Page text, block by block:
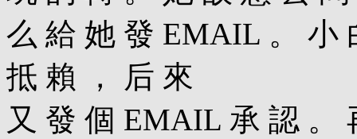
么 給 她 發 EMAIL 。 小
抵 賴 ， 后 來
又 發 個 EMAIL 承 認 。